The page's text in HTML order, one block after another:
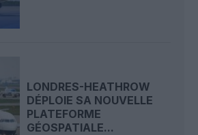
LONDRES-HEATHROW
DÉPLOIE SA NOUVELLE
PLATEFORME
GÉOSPATIALE...